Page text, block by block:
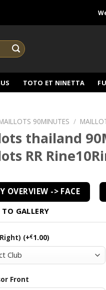
TOTO ET NINETTA
90MINUTES /
thailand
RR
OVERVIEW -> FACE
GALLERY
(+€1.00)
Front